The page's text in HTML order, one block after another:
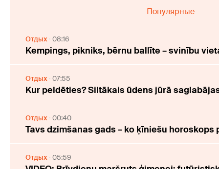
Популярные
Отдых 08:16
Kempings, pikniks, bērnu ballīte – svinību
Отдых 07:55
Kur peldēties? Siltākais ūdens jūrā
Отдых 00:40
Tavs dzimšanas gads – ko ķīniešu
Отдых 05:59